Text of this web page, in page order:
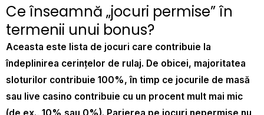
Ce înseamnă „jocuri permise” în
termenii unui bonus?
Aceasta este lista de jocuri care contribuie la
îndeplinirea cerințelor de rulaj. De obicei, majoritatea
sloturilor contribuie 100%, în timp ce jocurile de masă
sau live casino contribuie cu un procent mult mai mic